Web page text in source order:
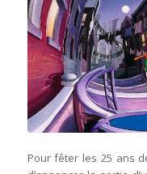
Pour fêter les 25 ans